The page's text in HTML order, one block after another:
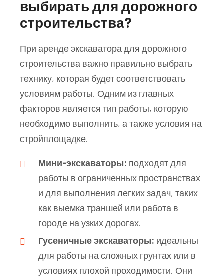
выбирать для дорожного
строительства?
При аренде экскаватора для дорожного
строительства важно правильно выбрать
технику, которая будет соответствовать
условиям работы. Одним из главных
факторов является тип работы, которую
необходимо выполнить, а также условия на
стройплощадке.
Мини-экскаваторы: подходят для
работы в ограниченных пространствах
и для выполнения легких задач, таких
как выемка траншей или работа в
городе на узких дорогах.
Гусеничные экскаваторы: идеальны
для работы на сложных грунтах или в
условиях плохой проходимости. Они